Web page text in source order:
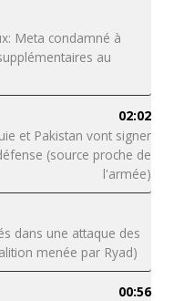
Meta condamné à
au
02:02
et Pakistan vont signer
(source proche de
l'armée)
dans une attaque des
menée par Ryad)
00:56